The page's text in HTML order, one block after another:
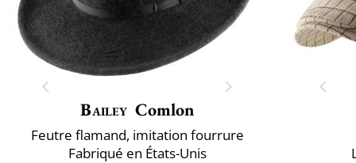
Bailey Comlon
Feutre flamand, imitation fourrure
Fabriqué en États-Unis